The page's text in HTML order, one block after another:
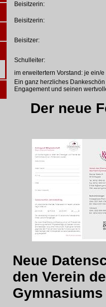
Beisitzerin:
Beisitzerin:
Beisitzer:
Schulleiter:
im erweitertern Vorstand: je ein/
Ein ganz herzliches
Engagement und seinen
Der neue
Neue
den Verein
Gymnasiums